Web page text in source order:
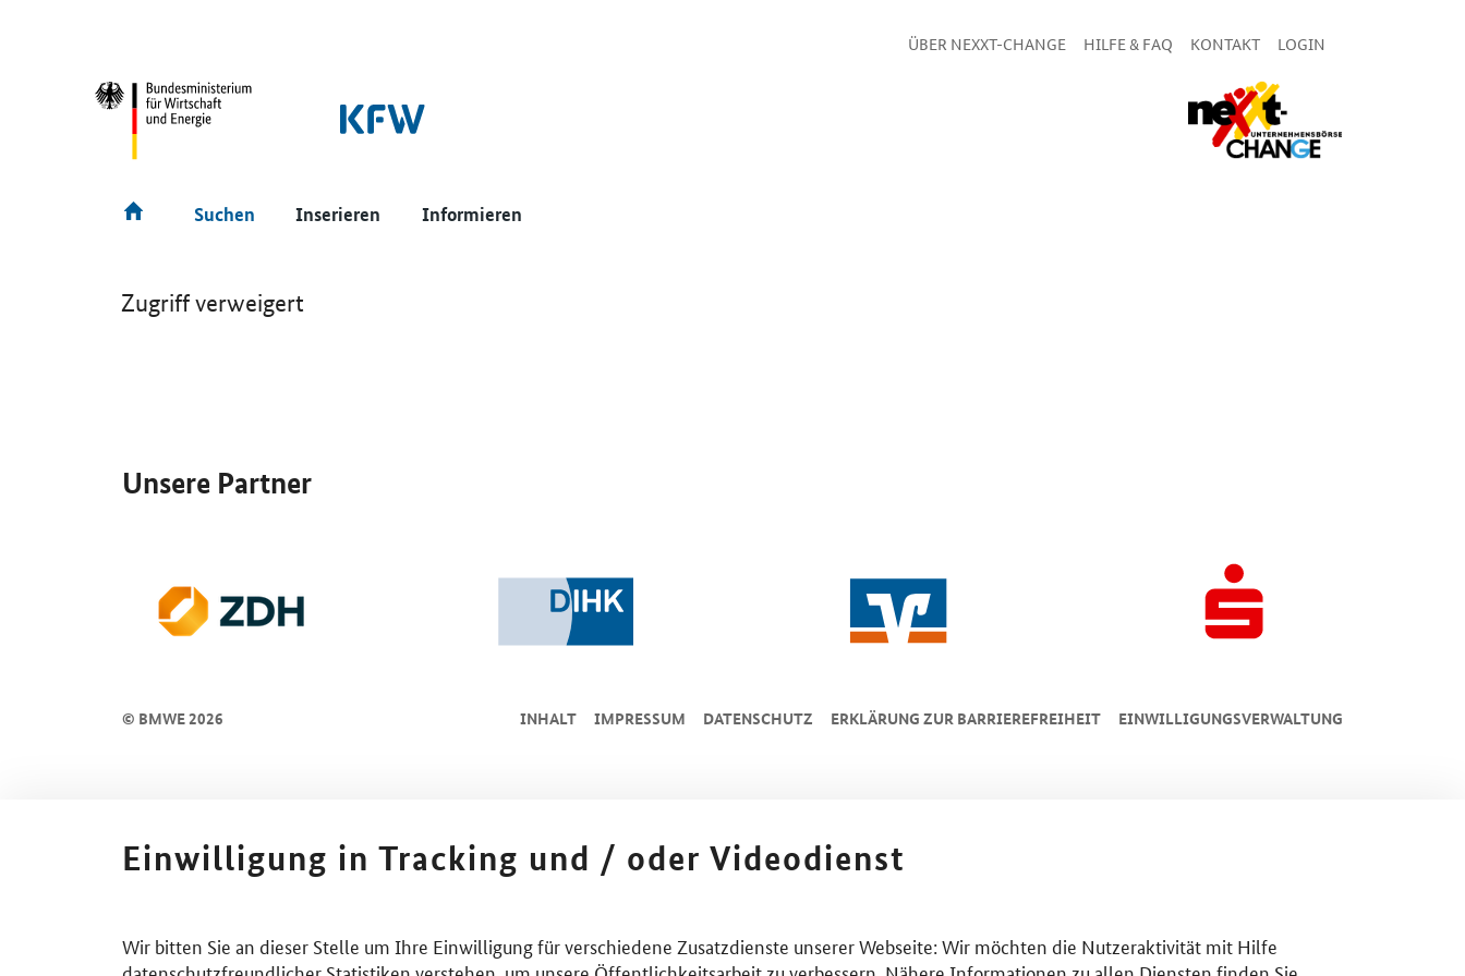
ÜBER NEXXT-CHANGE HILFE & FAQ KONTAKT LOGIN
Suchen Inserieren Informieren
Zugriff verweigert
Unsere Partner
© BMWE 2026 INHALT IMPRESSUM DA­TEN­SCHUTZ ERKLÄRUNG ZUR BARRIEREFREIHEIT EINWILLIGUNGSVERWALTUNG
Einwilligung in Tracking und / oder Videodienst
Wir bitten Sie an dieser Stelle um Ihre Einwilligung für verschiedene Zusatzdienste unserer Webseite: Wir möchten die Nutzeraktivität mit Hilfe